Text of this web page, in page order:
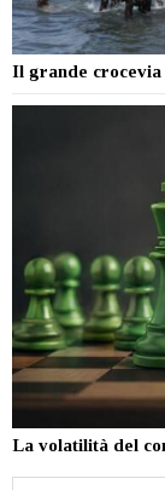
Il grande
La volatilità del